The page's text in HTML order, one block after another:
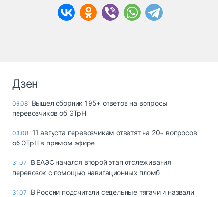
Дзен
06.08 Вышел сборник 195+ ответов на вопросы
перевозчиков об ЭТрН
03.08 11 августа перевозчикам ответят на 20+ вопросов
об ЭТрН в прямом эфире
31.07
В ЕАЭС начался второй этап отслеживания
перевозок с помощью навигационных пломб
31.07
В России подсчитали седельные тягачи и назвали